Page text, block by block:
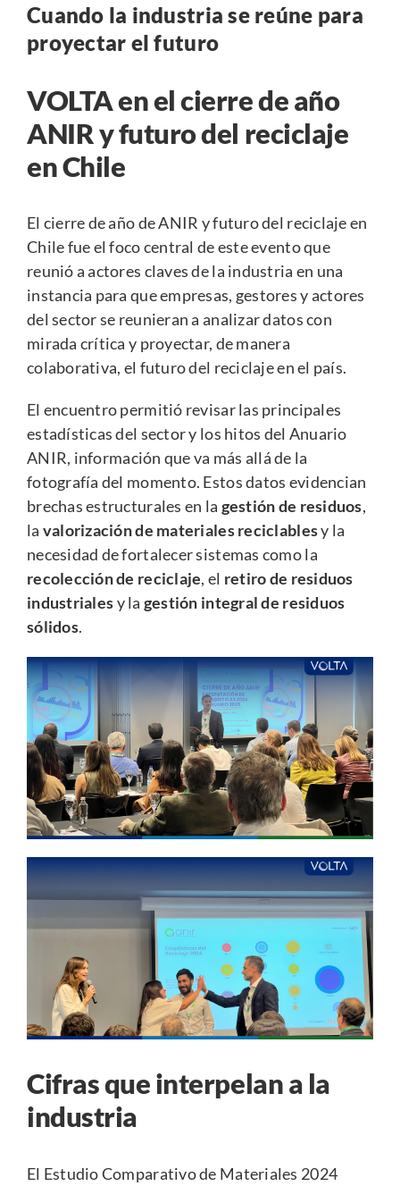
Cuando la industria se reúne para
proyectar el futuro
VOLTA en el cierre de año
ANIR y futuro del reciclaje
en Chile
El cierre de año de ANIR y futuro del reciclaje en
Chile fue el foco central de este evento que
reunió a actores claves de la industria en una
instancia para que empresas, gestores y actores
del sector se reunieran a analizar datos con
mirada crítica y proyectar, de manera
colaborativa, el futuro del reciclaje en el país.
El encuentro permitió revisar las principales
estadísticas del sector y los hitos del Anuario
ANIR, información que va más allá de la
fotografía del momento. Estos datos evidencian
brechas estructurales en la gestión de residuos,
la valorización de materiales reciclablesy la
necesidad de fortalecer sistemas como la
recolección de reciclaje, el retiro de residuos
industrialesy la gestión integral de residuos
sólidos.
Cifras que interpelan a la
industria
El Estudio Comparativo de Materiales 2024